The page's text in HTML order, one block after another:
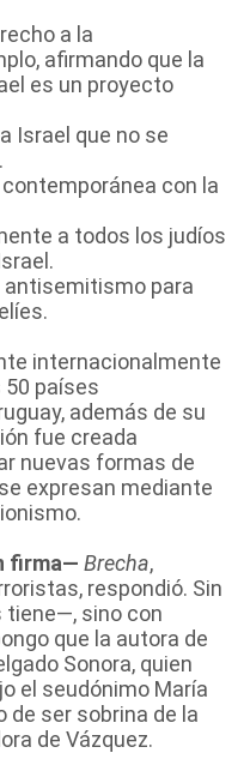
a la
afirmando que la
es un proyecto
Israel que no se
con la
a todos los judíos
antisemitismo para
internacionalmente
50 países
además de su
fue creada
nuevas formas de
expresan mediante
firma— Brecha,
respondió. Sin
sino con
que la autora de
Sonora, quien
el seudónimo María
de ser sobrina de la
de Vázquez.